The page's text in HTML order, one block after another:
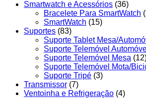
Smartwatch e Acessórios (36)
Bracelete Para SmartWatch
SmartWatch (15)
Suportes (83)
Suporte Tablet Mesa/
Suporte Telemóvel
Suporte Telemóvel Mesa
Suporte Telemóvel Mota/
Suporte Tripé (3)
Transmissor (7)
Ventoinha e Refrigeração (4)